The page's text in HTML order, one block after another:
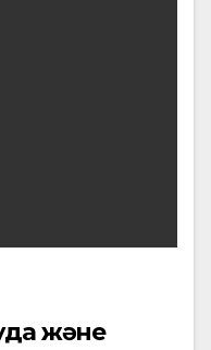
және